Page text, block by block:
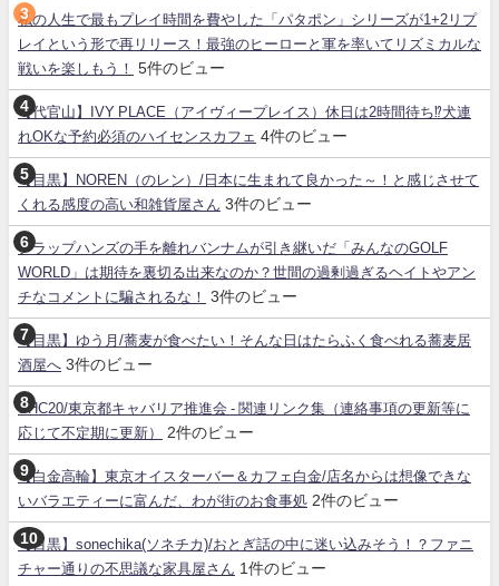
私の人生で最もプレイ時間を費やした「パタポン」シリーズが1+2リプ
レイという形で再リリース！最強のヒーローと軍を率いてリズミカルな
戦いを楽しもう！
5件のビュー
【代官山】IVY PLACE（アイヴィープレイス）休日は2時間待ち⁉犬連
れOKな予約必須のハイセンスカフェ 4件のビュー
【目黒】NOREN（のレン）/日本に生まれて良かった～！と感じさせて
くれる感度の高い和雑貨屋さん 3件のビュー
クラップハンズの手を離れバンナムが引き継いだ「みんなのGOLF
WORLD」は期待を裏切る出来なのか？世間の過剰過ぎるヘイトやアン
チなコメントに騙されるな！
3件のビュー
【目黒】ゆう月/蕎麦が食べたい！そんな日はたらふく食べれる蕎麦居
酒屋へ 3件のビュー
SHC20/東京都キャバリア推進会 - 関連リンク集（連絡事項の更新等に
応じて不定期に更新）
2件のビュー
【白金高輪】東京オイスターバー＆カフェ白金/店名からは想像できな
いバラエティーに富んだ、わが街のお食事処 2件のビュー
【目黒】sonechika(ソネチカ)/おとぎ話の中に迷い込みそう！？ファニ
チャー通りの不思議な家具屋さん 1件のビュー